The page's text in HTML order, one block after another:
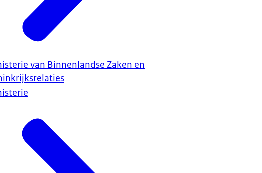
van Binnenlandse Zaken en